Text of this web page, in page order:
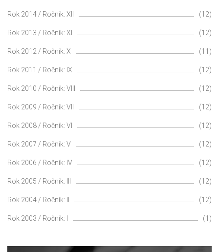
Rok 2014 / Ročník: XII (12)
Rok 2013 / Ročník: XI (12)
Rok 2012 / Ročník: X (11)
Rok 2011 / Ročník: IX (12)
Rok 2010 / Ročník: VIII (12)
Rok 2009 / Ročník: VII (12)
Rok 2008 / Ročník: VI (12)
Rok 2007 / Ročník: V (12)
Rok 2006 / Ročník: IV (12)
Rok 2005 / Ročník: III (12)
Rok 2004 / Ročník: II (12)
Rok 2003 / Ročník: I (1)